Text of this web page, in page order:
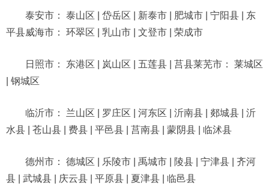
泰安市： 泰山区 | 岱岳区 | 新泰市 | 肥城市 | 宁阳县 | 东
平县威海市： 环翠区 | 乳山市 | 文登市 | 荣成市
日照市： 东港区 | 岚山区 | 五莲县 | 莒县莱芜市： 莱城区
| 钢城区
临沂市： 兰山区 | 罗庄区 | 河东区 | 沂南县 | 郯城县 | 沂
水县 | 苍山县 | 费县 | 平邑县 | 莒南县 | 蒙阴县 | 临沭县
德州市： 德城区 | 乐陵市 | 禹城市 | 陵县 | 宁津县 | 齐河
县 | 武城县 | 庆云县 | 平原县 | 夏津县 | 临邑县